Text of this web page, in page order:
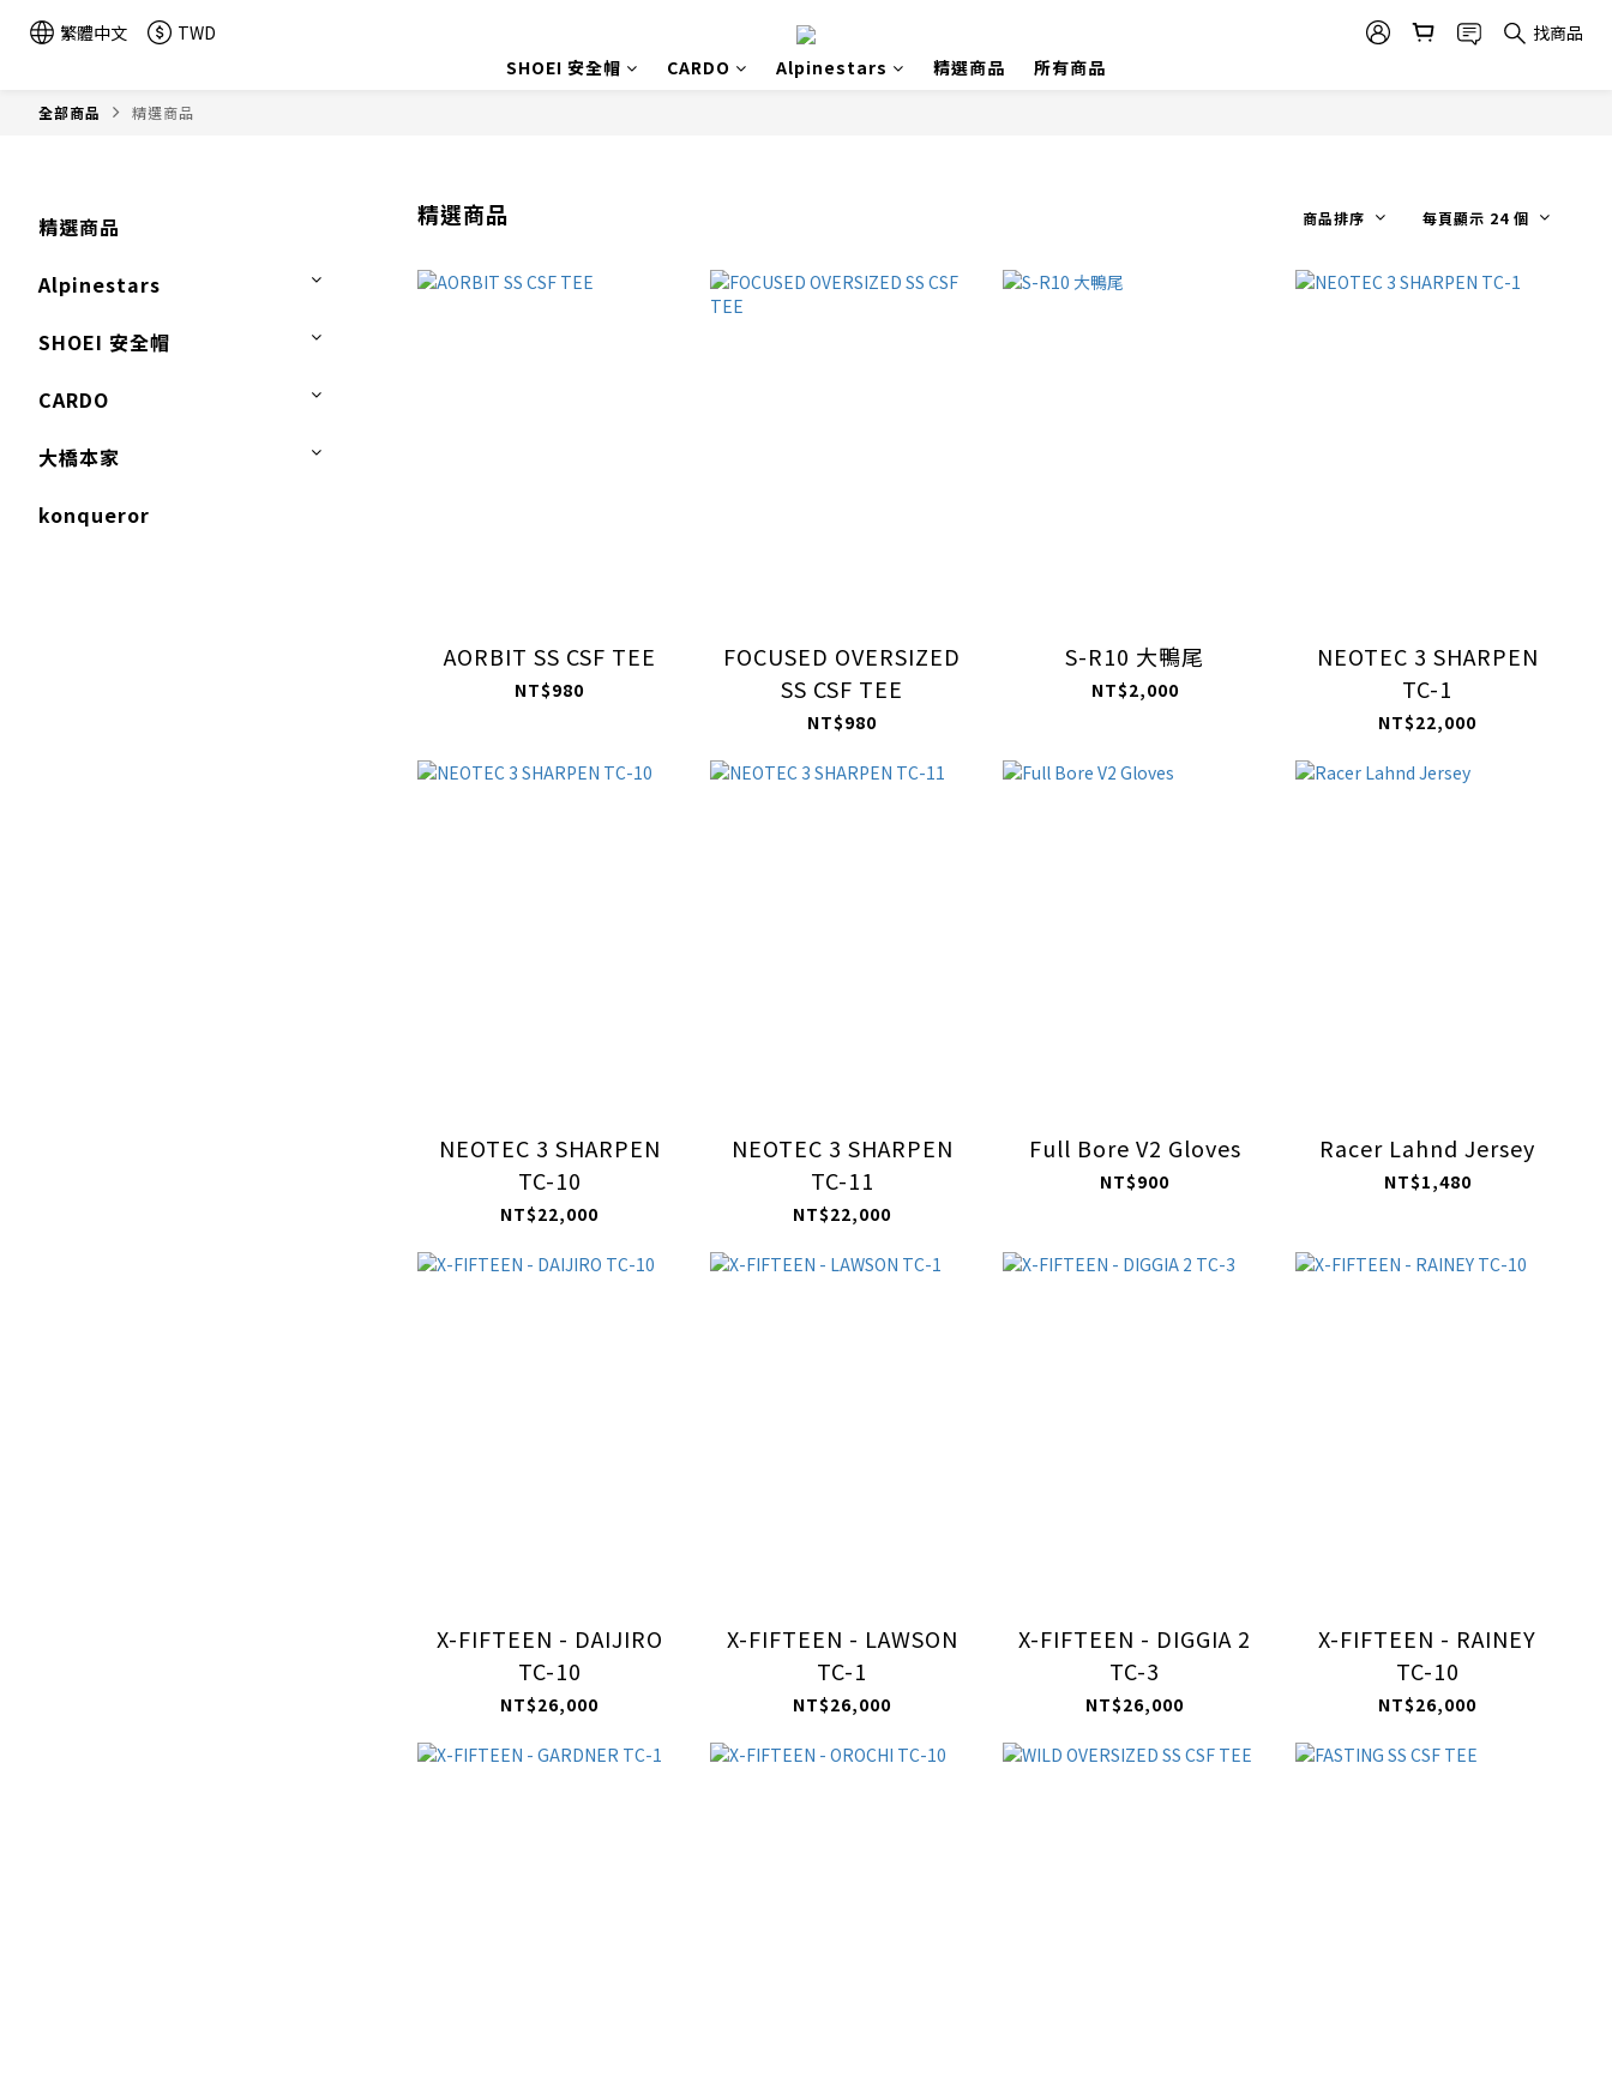
繁體中文 TWD
找商品
SHOEI 安全帽
CARDO Alpinestars 精選商品 所有商品
全部商品 精選商品
精選商品
Alpinestars
SHOEI 安全帽
CARDO
大橋本家
konqueror
精選商品 商品排序 每頁顯示 24 個
AORBIT SS CSF TEE
NT$980
FOCUSED OVERSIZED
SS CSF TEE
NT$980
S-R10 大鴨尾
NT$2,000
NEOTEC 3 SHARPEN
TC-1
NT$22,000
NEOTEC 3 SHARPEN
TC-10
NT$22,000
NEOTEC 3 SHARPEN
TC-11
NT$22,000
Full Bore V2 Gloves
NT$900
Racer Lahnd Jersey
NT$1,480
X-FIFTEEN - DAIJIRO
TC-10
NT$26,000
X-FIFTEEN - LAWSON
TC-1
NT$26,000
X-FIFTEEN - DIGGIA 2
TC-3
NT$26,000
X-FIFTEEN - RAINEY
TC-10
NT$26,000